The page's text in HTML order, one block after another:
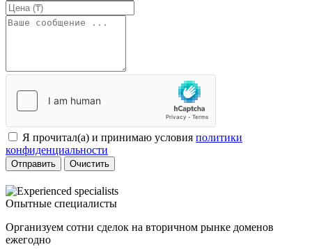
Я прочитал(а) и принимаю условия политики
конфиденциальности
Отправить Очистить
Опытные специалисты
Организуем сотни сделок на вторичном рынке доменов
ежегодно